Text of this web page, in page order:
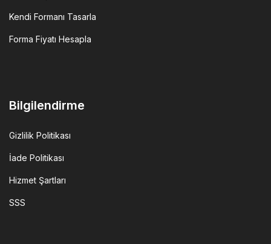
Kendi Formanı Tasarla
Forma Fiyatı Hesapla
Bilgilendirme
Gizlilik Politikası
İade Politikası
Hizmet Şartları
SSS